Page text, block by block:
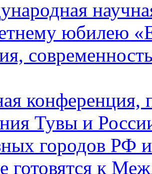
юбилею
конференция,
Тувы и
городов РФ
готовятся к